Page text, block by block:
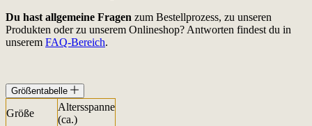
Du hast allgemeine Fragen zum Bestellprozess, zu unseren
Produkten oder zu unserem Onlineshop? Antworten findest du in
unserem FAQ-Bereich.
Größentabelle
Größe
Altersspanne
(ca.)